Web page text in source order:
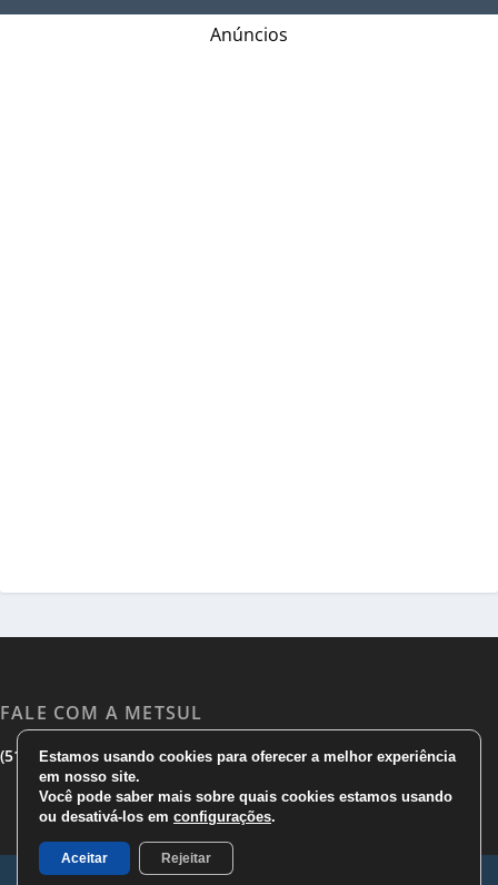
Anúncios
FALE COM A METSUL
(51) 3533 1983|(51)3785 7752|comercial@metsul.com
Estamos usando cookies para oferecer a melhor experiência
em nosso site.
Você pode saber mais sobre quais cookies estamos usando
ou desativá-los em configurações.
Aceitar Rejeitar